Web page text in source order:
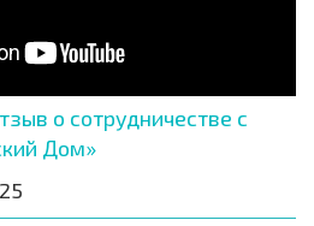
о сотрудничестве с
Дом»